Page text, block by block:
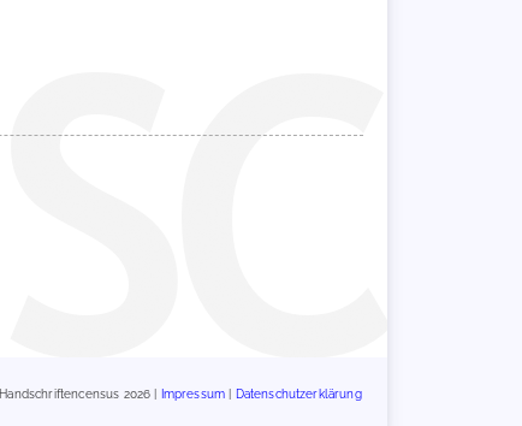
Handschriftencensus 2026 | Impressum Datenschutzerklärung